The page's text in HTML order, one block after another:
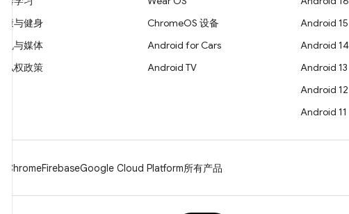
健康与健身
相机与媒体
隐私权政策
ChromeOS 设备
Android for Cars
Android TV
Android 15
Android 14
Android 13
Android 12
Android 11
ChromeFirebaseGoogle Cloud Platform所有产品